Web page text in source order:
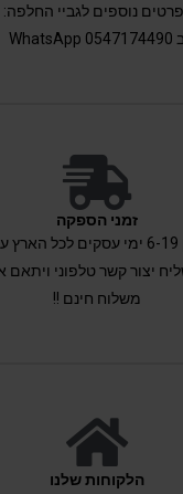
נוספים לגביי החלפה:
ב 0547174490 WhatsApp
זמני הספקה
זמן אספקה בין 6-19 ימי עסקים
יצור קשר טלפוני ויתאם
משלוח חינם !!
הלקוחות שלנו